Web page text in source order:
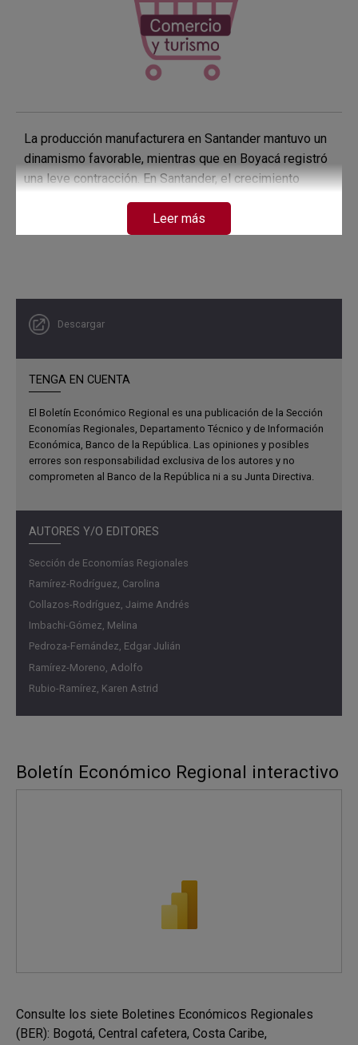
Descargar
TENGA EN CUENTA
El Boletín Económico Regional es una publicación de la Sección
Economías Regionales, Departamento Técnico y de Información
Económica, Banco de la República. Las opiniones y posibles
errores son responsabilidad exclusiva de los autores y no
comprometen al Banco de la República ni a su Junta Directiva.
AUTORES Y/O EDITORES
Sección de Economías Regionales
Ramírez-Rodríguez, Carolina
Collazos-Rodríguez, Jaime Andrés
Imbachi-Gómez, Melina
Pedroza-Fernández, Edgar Julián
Ramírez-Moreno, Adolfo
Rubio-Ramírez, Karen Astrid
La producción manufacturera en Santander mantuvo un
dinamismo favorable, mientras que en Boyacá registró
una leve contracción. En Santander, el crecimiento
estuvo impulsado por el grupo resto de la industria, en
especial elaboración de combustibles, mientras que
alimentos y bebidas registraron niveles similares a los
no metálicos, así como a la baja en bebidas.
mejoría. El área causada, los despachos de cemento, la
producción de concreto y las ventas de vivienda nueva
mostraron incrementos anuales, en su mayoría
superiores al promedio nacional. En contraste, el área
aprobada para construcción y la producción asfáltica
disminuyeron.
Leer más
Boletín Económico Regional interactivo
Consulte los siete Boletines Económicos Regionales
(BER): Bogotá, Central cafetera, Costa Caribe,